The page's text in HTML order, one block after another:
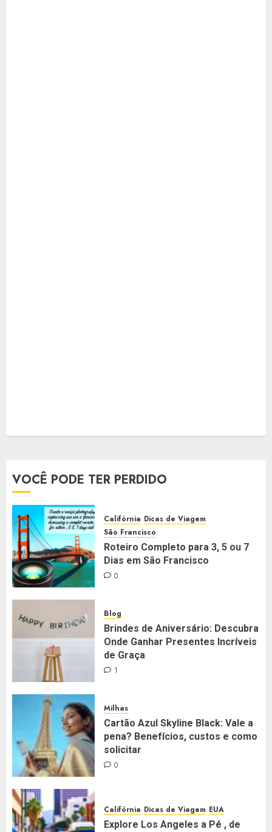
VOCÊ PODE TER PERDIDO
Califórnia Dicas de Viagem
São Francisco
Roteiro Completo para 3, 5 ou 7
Dias em São Francisco
0
Blog
Brindes de Aniversário: Descubra
Onde Ganhar Presentes Incríveis
de Graça
1
Milhas
Cartão Azul Skyline Black: Vale a
pena? Benefícios, custos e como
solicitar
0
Califórnia Dicas de Viagem EUA
Explore Los Angeles a Pé , de